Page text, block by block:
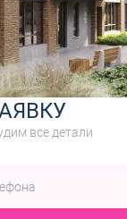
все детали